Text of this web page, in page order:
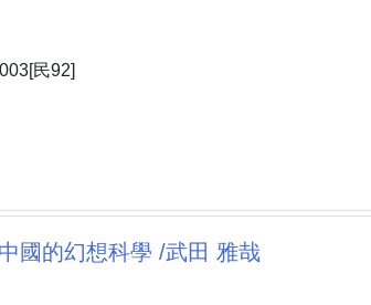
民92]
國的幻想科學 /武田 雅哉